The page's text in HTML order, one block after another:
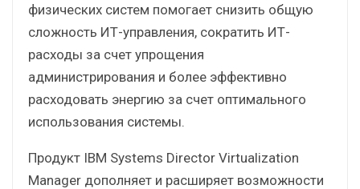
физических систем помогает снизить общую
сложность ИТ-управления, сократить ИТ-
расходы за счет упрощения
администрирования и более эффективно
расходовать энергию за счет оптимального
использования системы.
Продукт IBM Systems Director Virtualization
Manager дополняет и расширяет возможности